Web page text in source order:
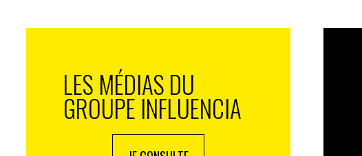
LES MÉDIAS DU
GROUPE INFLUENCIA